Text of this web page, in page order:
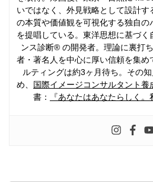
いではなく、外見戦略として設計す
の本質や価値観を可視化する独自
を提唱している。東洋思想に基づく
ンス診断® の開発者。理論に裏打
者・著名人を中心に厚い信頼を集
ルティングは約3ヶ月待ち。その
め、 国際イメージコンサルタント養
書：
『あなたはあなたらしく。